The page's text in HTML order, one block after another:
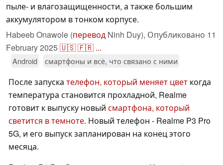
пыле- и влагозащищенности, а также большим
аккумулятором в тонком корпусе.
Habeeb Onawole (перевод Ninh Duy), Опубликовано 11
February 2025🇺🇸🇫🇷 ...
Android смартфоны и всё, что связано с ними
После запуска телефон, который меняет цвет когда
температура становится прохладной, Realme
готовит к выпуску новый смартфона, который
светится в темноте. Новый телефон - Realme P3 Pro
5G, и его выпуск запланирован на конец этого
месяца.